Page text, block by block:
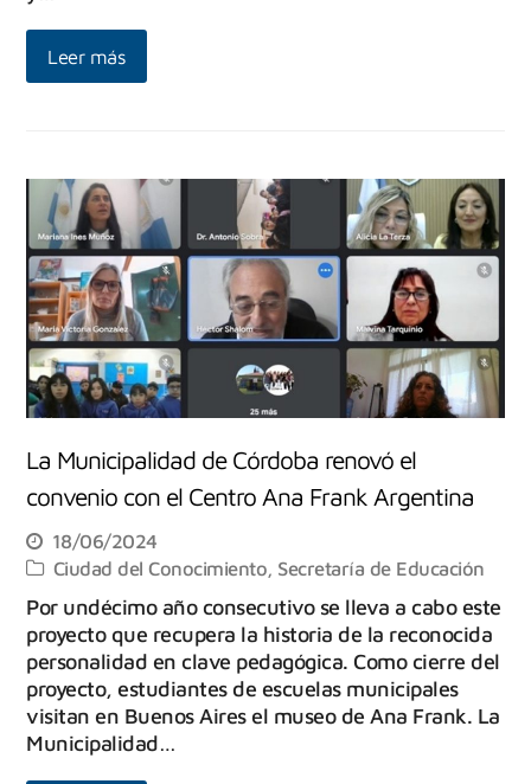
Leer más
La Municipalidad de Córdoba renovó el
convenio con el Centro Ana Frank Argentina
18/06/2024
Ciudad del Conocimiento, Secretaría de Educación
Por undécimo año consecutivo se lleva a cabo este
proyecto que recupera la historia de la reconocida
personalidad en clave pedagógica. Como cierre del
proyecto, estudiantes de escuelas municipales
visitan en Buenos Aires el museo de Ana Frank. La
Municipalidad…